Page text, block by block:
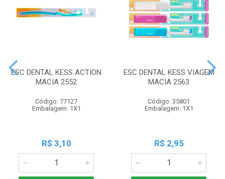
ESC DENTAL KESS ACTION
MACIA 2552
Código: 77127
Embalagem: 1X1
R$ 3,10
ESC DENTAL KESS VIAGEM
MACIA 2563
Código: 35801
Embalagem: 1X1
R$ 2,95